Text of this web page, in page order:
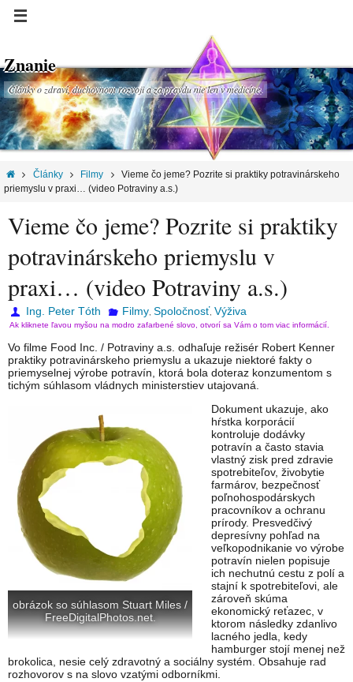
Znanie
Články o zdraví, duchovnom rozvoji a za pravdu nie len v medicíne.
Články Filmy
Vieme čo jeme? Pozrite si praktiky potravinárskeho
priemyslu v praxi… (video Potraviny a.s.)
Vieme čo jeme? Pozrite si praktiky
potravinárskeho priemyslu v
praxi… (video Potraviny a.s.)
Ing. Peter Tóth Filmy, Spoločnosť Výživa
Ak kliknete ľavou myšou na modro zafarbené slovo, otvorí sa Vám o tom viac informácií.
Vo filme Food Inc. / Potraviny a.s. odhaľuje režisér Robert Kenner
praktiky potravinárskeho priemyslu a ukazuje niektoré fakty o
priemyselnej výrobe potravín, ktorá bola doteraz konzumentom s
tichým súhlasom vládnych ministerstiev utajovaná.
obrázok so súhlasom Stuart Miles /
FreeDigitalPhotos.net.
Dokument ukazuje, ako
hŕstka korporácií
kontroluje dodávky
potravín a často stavia
vlastný zisk pred zdravie
spotrebiteľov, živobytie
farmárov, bezpečnosť
poľnohospodárskych
pracovníkov a ochranu
prírody. Presvedčivý
depresívny pohľad na
veľkopodnikanie vo výrobe
potravín nielen popisuje
ich nechutnú cestu z polí a
stajní k spotrebiteľovi, ale
zároveň skúma
ekonomický reťazec, v
ktorom následky zdanlivo
lacného jedla, kedy
hamburger stojí menej než
brokolica, nesie celý zdravotný a sociálny systém. Obsahuje rad
rozhovorov s na slovo vzatými odborníkmi.